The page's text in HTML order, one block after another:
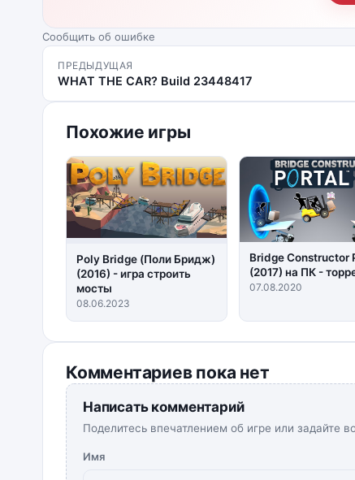
Сообщить об ошибке
ПРЕДЫДУЩАЯ
WHAT THE CAR? Build 23448417
Похожие игры
Poly Bridge (Поли Бридж)
(2016) - игра строить
мосты
08.06.2023
Bridge Constructor
(2017) на ПК -
07.08.2020
Комментариев пока нет
Написать комментарий
Поделитесь впечатлением об игре или задайте
Имя